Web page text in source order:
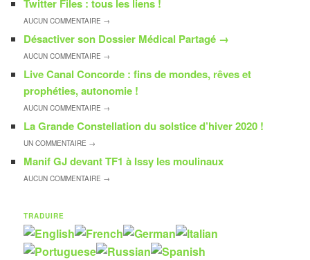
Twitter Files : tous les liens !
AUCUNCOMMENTAIRE →
Désactiver son Dossier Médical Partagé →
AUCUNCOMMENTAIRE →
Live Canal Concorde : fins de mondes, rêves et
prophéties, autonomie !
AUCUNCOMMENTAIRE →
La Grande Constellation du solstice d’hiver 2020 !
UNCOMMENTAIRE →
Manif GJ devant TF1 à Issy les moulinaux
AUCUNCOMMENTAIRE →
TRADUIRE